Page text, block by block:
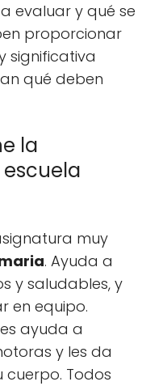
evaluar y qué se
proporcionar
significativa
qué deben
la
escuela
muy
. Ayuda a
y saludables, y
en equipo.
ayuda a
y les da
cuerpo. Todos